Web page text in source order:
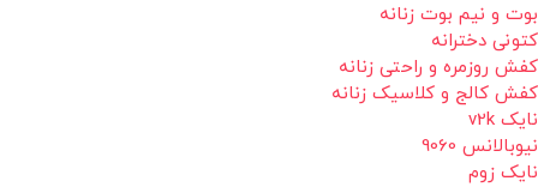
بوت و نیم بوت زنانه
کتونی دخترانه
کفش روزمره و راحتی زنانه
کفش کالج و کلاسیک زنانه
نایک v2k
نیوبالانس 9060
نایک زوم